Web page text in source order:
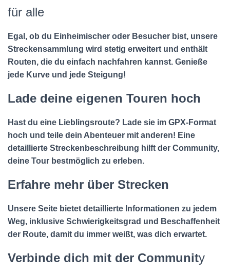
für alle
Egal, ob du Einheimischer oder Besucher bist, unsere
Streckensammlung wird stetig erweitert und enthält
Routen, die du einfach nachfahren kannst. Genieße
jede Kurve und jede Steigung!
Lade deine eigenen Touren hoch
Hast du eine Lieblingsroute? Lade sie im GPX-Format
hoch und teile dein Abenteuer mit anderen! Eine
detaillierte Streckenbeschreibung hilft der Community,
deine Tour bestmöglich zu erleben.
Erfahre mehr über Strecken
Unsere Seite bietet detaillierte Informationen zu jedem
Weg, inklusive Schwierigkeitsgrad und Beschaffenheit
der Route, damit du immer weißt, was dich erwartet.
Verbinde dich mit der Community